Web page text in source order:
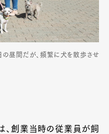
の昼間だが、頻繁に犬を散歩させ
は、創業当時の従業員が飼